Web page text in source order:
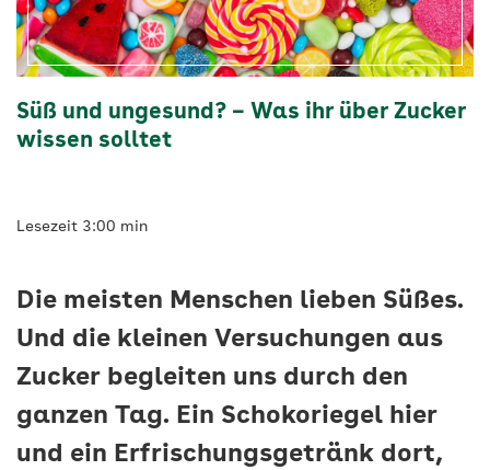
AOK
Vigozone
Süß und ungesund? – Was ihr über Zucker
wissen solltet
Lesezeit 3:00 min
Die meisten Menschen lieben Süßes.
Und die kleinen Versuchungen aus
Zucker begleiten uns durch den
ganzen Tag. Ein Schokoriegel hier
und ein Erfrischungsgetränk dort,